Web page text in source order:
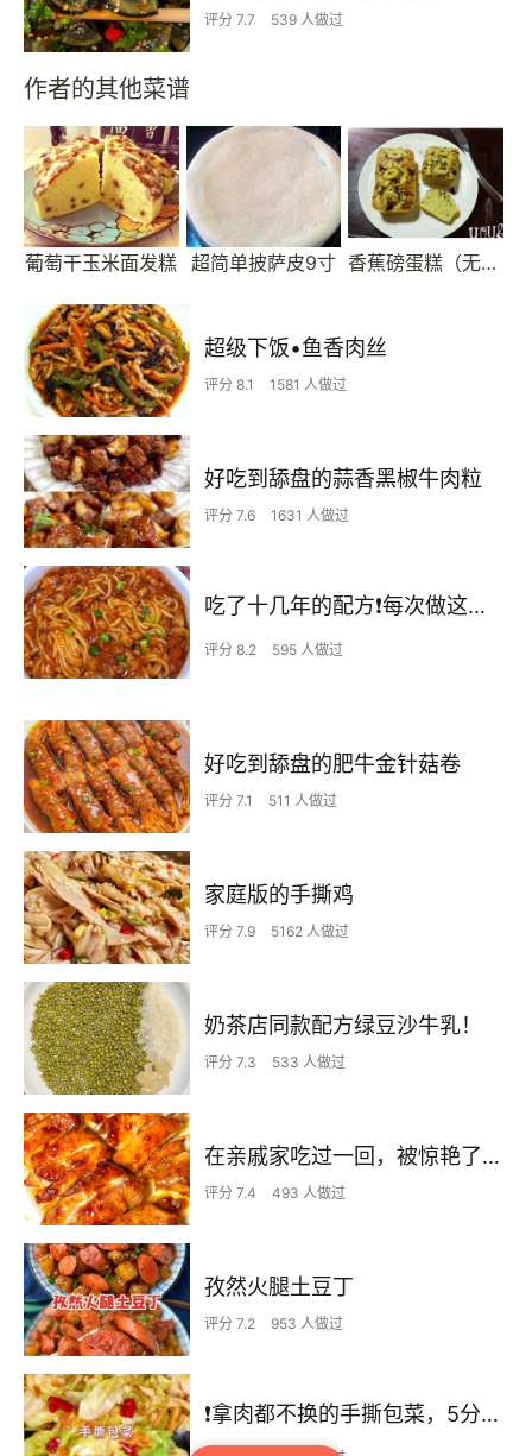
评分 7.7 539 人做过
作者的其他菜谱
葡萄干玉米面发糕 超简单披萨皮9寸 香蕉磅蛋糕（无黄油）
超级下饭•鱼香肉丝
评分 8.1 1581 人做过
好吃到舔盘的蒜香黑椒牛肉粒
评分 7.6 1631 人做过
吃了十几年的配方❗️每次做这至少吃2碗
评分 8.2 595 人做过
好吃到舔盘的肥牛金针菇卷
评分 7.1 511 人做过
家庭版的手撕鸡
评分 7.9 5162 人做过
奶茶店同款配方绿豆沙牛乳！
评分 7.3 533 人做过
在亲戚家吃过一回，被惊艳了…
评分 7.4 493 人做过
孜然火腿土豆丁
评分 7.2 953 人做过
❗拿肉都不换的手撕包菜，5分钟快手家常菜🔥